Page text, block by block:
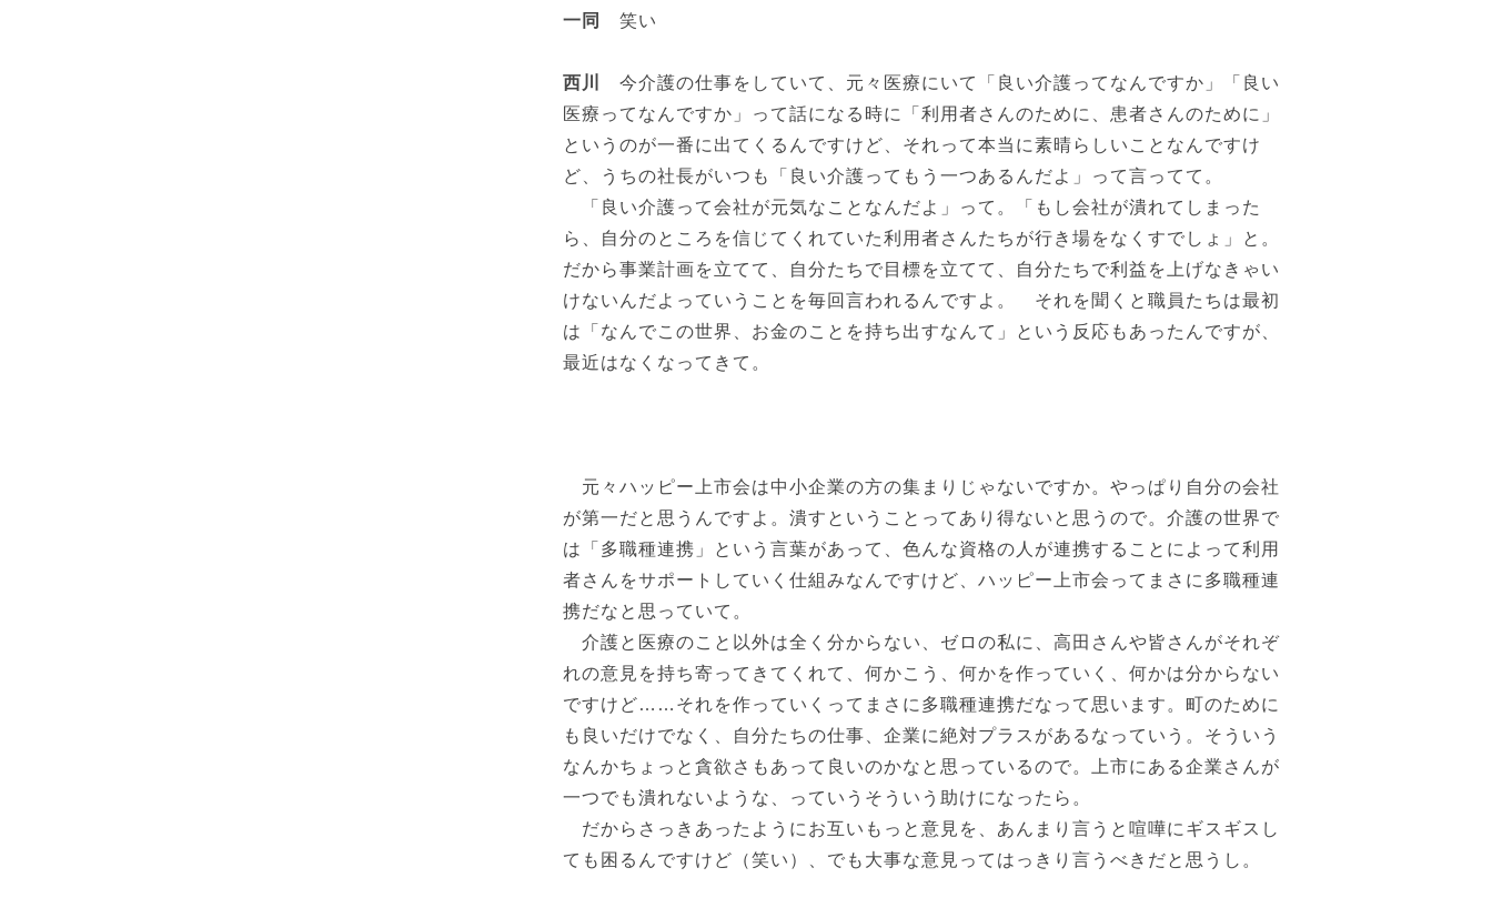
一同 笑い
西川
今介護の仕事をしていて、元々医療にいて「良い介護ってなんですか」「良い
医療ってなんですか」って話になる時に「利用者さんのために、患者さんのために」
というのが一番に出てくるんですけど、それって本当に素晴らしいことなんですけ
ど、うちの社長がいつも「良い介護ってもう一つあるんだよ」って言ってて。
「良い介護って会社が元気なことなんだよ」って。「もし会社が潰れてしまった
ら、自分のところを信じてくれていた利用者さんたちが行き場をなくすでしょ」と。
だから事業計画を立てて、自分たちで目標を立てて、自分たちで利益を上げなきゃい
けないんだよっていうことを毎回言われるんですよ。 それを聞くと職員たちは最初
は「なんでこの世界、お金のことを持ち出すなんて」という反応もあったんですが、
最近はなくなってきて。
元々ハッピー上市会は中小企業の方の集まりじゃないですか。やっぱり自分の会社
が第一だと思うんですよ。潰すということってあり得ないと思うので。介護の世界で
は「多職種連携」という言葉があって、色んな資格の人が連携することによって利用
者さんをサポートしていく仕組みなんですけど、ハッピー上市会ってまさに多職種連
携だなと思っていて。
介護と医療のこと以外は全く分からない、ゼロの私に、高田さんや皆さんがそれぞ
れの意見を持ち寄ってきてくれて、何かこう、何かを作っていく、何かは分からない
ですけど……それを作っていくってまさに多職種連携だなって思います。町のために
も良いだけでなく、自分たちの仕事、企業に絶対プラスがあるなっていう。そういう
なんかちょっと貪欲さもあって良いのかなと思っているので。上市にある企業さんが
一つでも潰れないような、っていうそういう助けになったら。
だからさっきあったようにお互いもっと意見を、あんまり言うと喧嘩にギスギスし
ても困るんですけど（笑い）、でも大事な意見ってはっきり言うべきだと思うし。